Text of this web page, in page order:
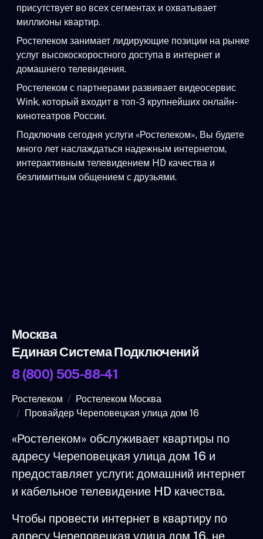
присутствует во всех сегментах и охватывает
миллионы квартир.
Ростелеком занимает лидирующие позиции на рынке
услуг высокоскоростного доступа в интернет и
домашнего телевидения.
Ростелеком с партнерами развивает видеосервис
Wink, который входит в топ-3 крупнейших онлайн-
кинотеатров России.
Подключив сегодня услуги «Ростелеком», Вы будете
много лет наслаждаться надежным интернетом,
интерактивным телевидением HD качества и
безлимитным общением с друзьями.
Москва
Единая Система Подключений
8 (800) 505-88-41
Ростелеком
Ростелеком Москва
Провайдер Череповецкая улица дом 16
«Ростелеком» обслуживает квартиры по
адресу Череповецкая улица дом 16 и
предоставляет услуги: домашний интернет
и кабельное телевидение HD качества.
Чтобы провести интернет в квартиру по
адресу Череповецкая улица дом 16, не